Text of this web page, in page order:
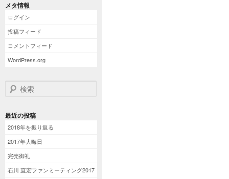
メタ情報
ログイン
投稿フィード
コメントフィード
WordPress.org
検索
最近の投稿
2018年を振り返る
2017年大晦日
完売御礼
石川 直宏ファンミーティング2017